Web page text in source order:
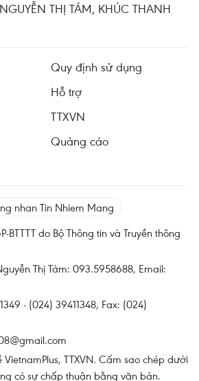
THỊ TÁM, KHÚC THANH
Quy định sử dụng
Hỗ trợ
TTXVN
Quảng cáo
BTTTT do Bộ Thông tin và Truyền thông
Thị Tám: 093.5958688, Email:
- (024) 39411348, Fax: (024)
TTXVN. Cấm sao chép dưới
có sự chấp thuận bằng văn bản.